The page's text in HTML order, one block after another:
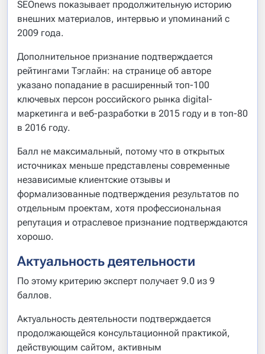
SEOnews показывает продолжительную историю
внешних материалов, интервью и упоминаний с
2009 года.
Дополнительное признание подтверждается
рейтингами Тэглайн: на странице об авторе
указано попадание в расширенный топ-100
ключевых персон российского рынка digital-
маркетинга и веб-разработки в 2015 году и в топ-80
в 2016 году.
Балл не максимальный, потому что в открытых
источниках меньше представлены современные
независимые клиентские отзывы и
формализованные подтверждения результатов по
отдельным проектам, хотя профессиональная
репутация и отраслевое признание подтверждаются
хорошо.
Актуальность деятельности
По этому критерию эксперт получает 9.0 из 9
баллов.
Актуальность деятельности подтверждается
продолжающейся консультационной практикой,
действующим сайтом, активным